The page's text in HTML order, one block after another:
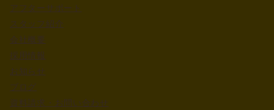
アフターサポート
ブログ
スタッフ紹介
会社概要
採用情報
お知らせ
資料請求・お問い合わせ